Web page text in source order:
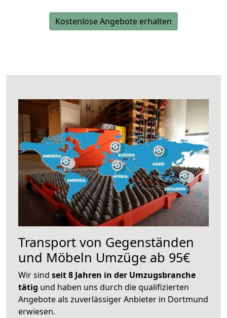
Kostenlose Angebote erhalten
Transport von Gegenständen
und Möbeln Umzüge ab 95€
Wir sind seit 8 Jahren in der Umzugsbranche
tätig und haben uns durch die qualifizierten
Angebote als zuverlässiger Anbieter in Dortmund
erwiesen.